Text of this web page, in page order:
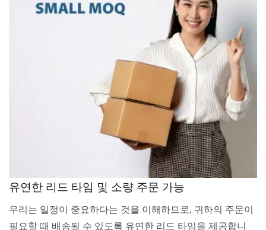
유연한 리드 타임 및 소량 주문 가능
우리는 일정이 중요하다는 것을 이해하므로, 귀하의 주문이
필요할 때 배송될 수 있도록 유연한 리드 타임을 제공합니